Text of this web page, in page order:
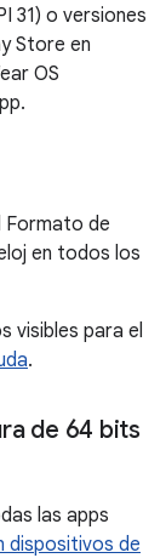
31) o versiones
Store en
OS
Formato de
en todos los
visibles para el
.
de 64 bits
las apps
dispositivos de